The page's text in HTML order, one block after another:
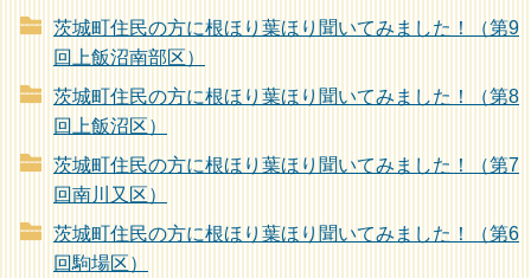
茨城町住民の方に根ほり葉ほり聞いてみました！（第9
回上飯沼南部区）
茨城町住民の方に根ほり葉ほり聞いてみました！（第8
回上飯沼区）
茨城町住民の方に根ほり葉ほり聞いてみました！（第7
回南川又区）
茨城町住民の方に根ほり葉ほり聞いてみました！（第6
回駒場区）